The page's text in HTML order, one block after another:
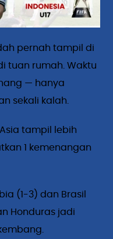
pernah tampil di
tuan rumah. Waktu
— hanya
sekali kalah.
tampil lebih
1 kemenangan
(1-3) dan Brasil
Honduras jadi